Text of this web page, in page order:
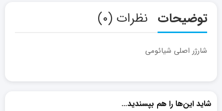
توضیحات نظرات (۰)
شارژر اصلی شیائومی
شاید این‌ها را هم بپسندید…